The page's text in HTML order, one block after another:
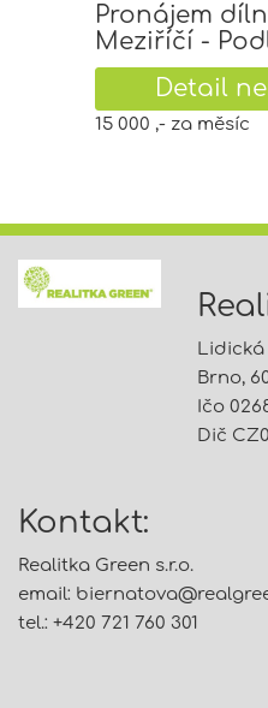
Pronájem
Meziříčí -
Detail
15 000 ,- za měsíc
Lidická
Brno,
Ičo
Dič
Kontakt:
Realitka Green s.r.o.
email: biernatova@
tel.: +420 721 760 301